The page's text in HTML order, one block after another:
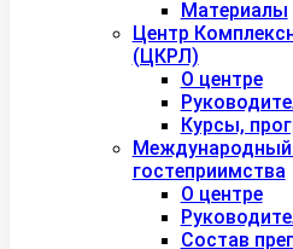
Материалы
Центр
(ЦКРЛ)
О центре
Курсы,
Международный
гостеприимства
О центре
Состав